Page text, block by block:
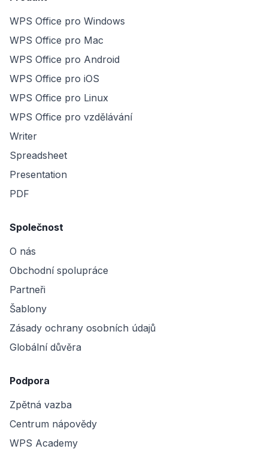
WPS Office pro Windows
WPS Office pro Mac
WPS Office pro Android
WPS Office pro iOS
WPS Office pro Linux
WPS Office pro vzdělávání
Writer
Spreadsheet
Presentation
PDF
Společnost
O nás
Obchodní spolupráce
Partneři
Šablony
Zásady ochrany osobních údajů
Globální důvěra
Podpora
Zpětná vazba
Centrum nápovědy
WPS Academy